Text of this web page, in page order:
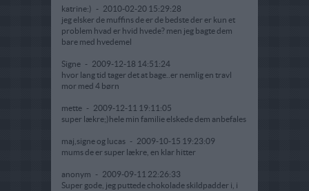
katrine:) - 2010-02-20 15:29:28
jeg elsker de muffins de er de bedste der er kun et
problem hvad er hvid hvede? men jeg bagte dem
bare med hvedemel
Signe - 2009-12-18 14:51:24
hvor lang tid tager det at bage..er nemlig en travl
mor med 4 børn
mette - 2009-12-11 19:11:05
super lækre;)hele min familie elskede dem anbefales
maj,signe og lucas - 2009-10-15 19:23:09
mums de er super lækre, en klar hitter
anonym - 2009-09-11 22:26:33
Super gode, jeg puttede chokolade skildpadder i, i